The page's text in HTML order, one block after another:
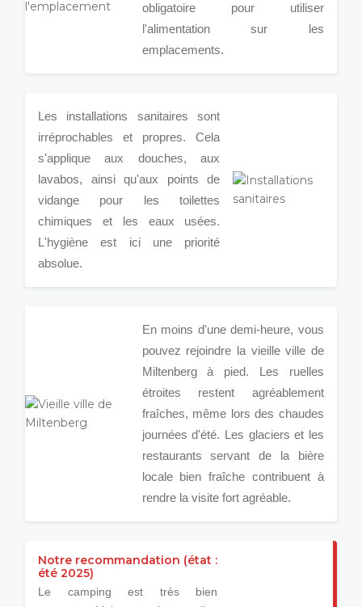
obligatoire pour utiliser
l'alimentation sur les
emplacements.
Les installations sanitaires sont
irréprochables et propres. Cela
s'applique aux douches, aux
lavabos, ainsi qu'aux points de
vidange pour les toilettes
chimiques et les eaux usées.
L'hygiène est ici une priorité
absolue.
En moins d'une demi-heure, vous
pouvez rejoindre la vieille ville de
Miltenberg à pied. Les ruelles
étroites restent agréablement
fraîches, même lors des chaudes
journées d'été. Les glaciers et les
restaurants servant de la bière
locale bien fraîche contribuent à
rendre la visite fort agréable.
Notre recommandation (état :
été 2025)
Le camping est très bien